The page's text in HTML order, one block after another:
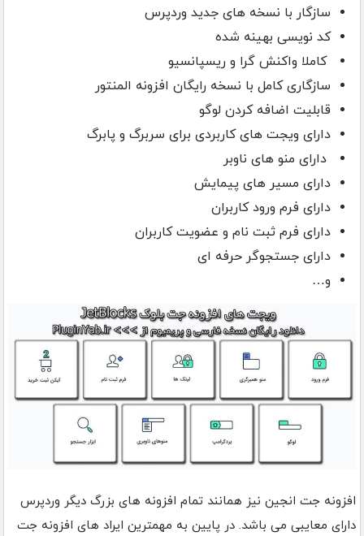
سازگار با نسخه های جدید وردپرس
کد نویسی بهینه شده
کاملا واکنش گرا و ریسپانسیو
سازگاری کامل با نسخه رایگان افزونه المنتور
قابلیت اضافه کردن لوگو
دارای ویجت های کاربردی برای سربرگ و پابرگ
دارای منو های ناوبر
دارای مسیر های پیمایش
دارای فرم ورود کاربران
دارای فرم ثبت نام و عضویت کاربران
دارای جستجوگر حرفه ای
و…
افزونه جت انجین نیز همانند تمام افزونه های بزرگ دیگر وردپرس
دارای معایبی می باشد. در پایین به مهمترین ایراد های افزونه جت